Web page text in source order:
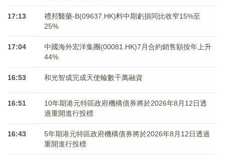
17:13
禮邦醫藥-B(09637.HK)料中期虧損同比收窄15%至
25%
17:04
中國海外宏洋集團(00081.HK)7月合約銷售額按年上升
44%
16:53 和光智成完成天使輪數千萬融資
16:51
10年期港元特區政府機構債券將於2026年8月12日透
過重開進行投標
16:43
5年期港元特區政府機構債券將於2026年8月12日透過
重開進行投標